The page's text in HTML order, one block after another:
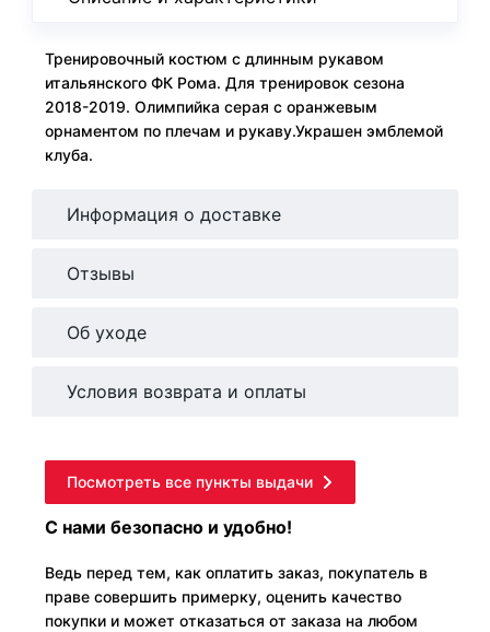
Тренировочный костюм с длинным рукавом
итальянского ФК Рома. Для тренировок сезона
2018-2019. Олимпийка серая с оранжевым
орнаментом по плечам и рукаву.Украшен эмблемой
клуба.
Информация о доставке
Отзывы
Об уходе
Условия возврата и оплаты
Посмотреть все пункты выдачи
С нами безопасно и удобно!
Ведь перед тем, как оплатить заказ, покупатель в
праве совершить примерку, оценить качество
покупки и может отказаться от заказа на любом